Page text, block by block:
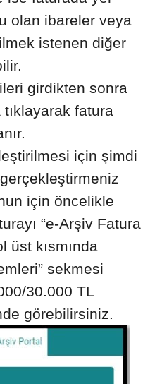
olan ibareler veya
istenen diğer
girdikten sonra
tıklayarak fatura
için şimdi
için öncelikle
“e-Arşiv Fatura
üst kısmında
sekmesi
30.000 TL
görebilirsiniz.